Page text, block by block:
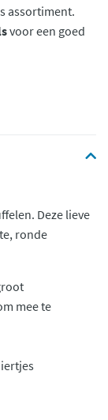
assortiment.
voor een goed
Deze lieve
ronde
mee te